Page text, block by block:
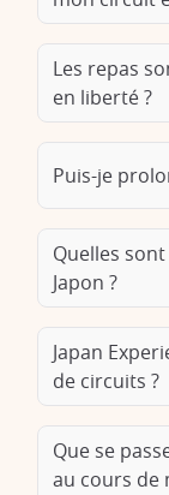
parcours en
historiques,
tendance, vie
vous fournir des
que vous tiriez le
Avec un City
Japon, en
emblématiques du
Les repas
en liberté ?
Puis-je
Quelles
Japon ?
Japan
de circuits ?
Que se
au cours de